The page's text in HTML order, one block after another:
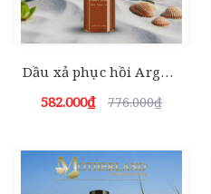
Dầu xả phục hồi Argan & Moringa Motherland 500ml
582.000₫
776.000₫